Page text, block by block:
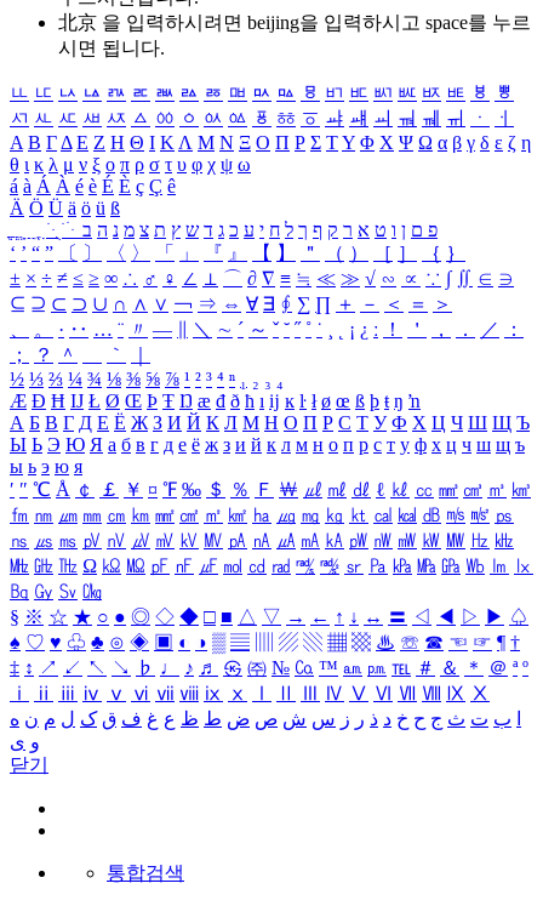
北京 을 입력하시려면 beijing을 입력하시고 space를 누르
시면 됩니다.
ㅥ ㅦ ㅧ ㅨ ㅩ ㅪ ㅫ ㅬ ㅭ ㅮ ㅯ ㅰ ㅱ ㅲ ㅳ ㅴ ㅵ ㅶ ㅷ ㅸ
ㅹ
ㅺ ㅻ ㅼ ㅽ ㅾ ㅿ ㆀ ㆁ ㆂ ㆃ ㆄ ㆅ ㆆ ㆇ ㆈ ㆉ ㆊ ㆋ ㆌ ㆍ
ㆎ
Α Β ΓΔ Ε Ζ Η Θ Ι ΚΛ Μ Ν Ξ Ο Π Ρ Σ ΤΥ Φ Χ Ψ Ω α β γ δ ε ζ η
θ ι κ λ μ ν ξ ο π ρ σ τ υ φ χ ψ ω
á à Á À é è É È ç Ç ê
Ä Ö Ü ä ö ü ß
ִֶֹ ֻּ ׁׂ פ ם ן ו ט א ר ק ף ך ל ח י ע כ ג ד ש ץ ת צ מ נ ה ב
‘ ’ “ ” 〔 〕 〈 〉 「 」 『 』 【 】 ＂ （ ） ［ ］ ｛ ｝
± × ÷ ≠ ≤ ≥ ∞ ∴ ♂ ♀ ∠ ⊥ ⌒ ∂ ∇ ≡ ≒ ≪ ≫ √ ∽ ∝ ∵ ∫ ∬ ∈ ∋
⊆ ⊇ ⊂ ⊃ ∪ ∩ ∧ ∨ ￢ ⇒ ⇔ ∀ ∃ ∮ ∑ ∏ ＋ － ＜ ＝
＞
、
。 · ‥ … ¨ 〃 ― ＼ ∼ ´ ～ ˇ ˘ ˝ ˚ ˙ ¸ ¡ ¿ ː ！ ＇ ， ． ／
：
；
？ ＾ ｀
½ ⅓ ⅔ ¼ ¾ ⅛ ⅜ ⅝ ⅞ ¹ ² ³ ⁴ ⁿ ₁ ₂ ₃ ₄
Æ Ð Ħ Ĳ Ł Ø Œ Þ Ŧ Ŋ æ đ ð ħ ı ĳ ĸ ŀ ł ø œ ß þ ŧ ŋ ŉ
А Б В Г Д Е Ё Ж З И Й К Л М Н О П Р С Т У Ф Х Ц Ч Ш Щ Ъ
Ы Ь Э Ю Я а б в г д е ё ж з и й к л м н о п р с т у ф х ц ч ш щ ъ
ы ь э ю я
′ ″ ℃ Å ￠ ￡ ￥ ¤ ℉ ‰ ＄ ％ Ｆ ￦ ㎕ ㎖ ㎗ ℓ ㎘ ㏄ ㎣ ㎤ ㎥ ㎦
㎙ ㎚ ㎛ ㎜ ㎝ ㎞ ㎟ ㎠ ㎡ ㎢ ㏊ ㎍ ㎎ ㎏ ㏏ ㎈ ㎉ ㏈ ㎧ ㎨ ㎰
㎱ ㎲ ㎳ ㎴ ㎵ ㎶ ㎷ ㎸ ㎹ ㎀ ㎁ ㎂ ㎃ ㎄ ㎺ ㎻ ㎽ ㎾ ㎿ ㎐ ㎑
㎒ ㎓ ㎔ Ω ㏀ ㏁ ㎊ ㎋ ㎌ ㏖ ㏅ ㎭ ㎮ ㎯ ㏛ ㎩ ㎪ ㎫ ㎬ ㏝ ㏐
㏓
㏃ ㏉ ㏜ ㏆
§ ※ ☆ ★ ○ ● ◎ ◇ ◆ □ ■ △ ▽ → ← ↑ ↓ ↔ 〓 ◁ ◀ ▷ ▶ ♤
♠ ♡ ♥ ♧ ♣ ⊙ ◈ ▣ ◐ ◑ ▒ ▤ ▨ ▧ ▦ ▩ ♨ ☏ ☎ ☜ ☞ ¶ †
‡ ↕ ↗ ↙ ↖ ↘ ♭ ♩ ♪ ♬ ㉿ ㈜ № ㏇ ™ ㏂ ㏘ ℡ ＃ ＆ ＊ ＠ ª º
ⅰ
ⅱ ⅲ ⅳ ⅴ ⅵ ⅶ ⅷ ⅸ ⅹ Ⅳ Ⅴ Ⅵ Ⅶ Ⅷ Ⅸ Ⅹ
ب ت ث ج ح خ د ذ ر ز س ش ص ض ط ظ ع غ ف ق ک ل م ن ه
و ی
닫기
통합검색